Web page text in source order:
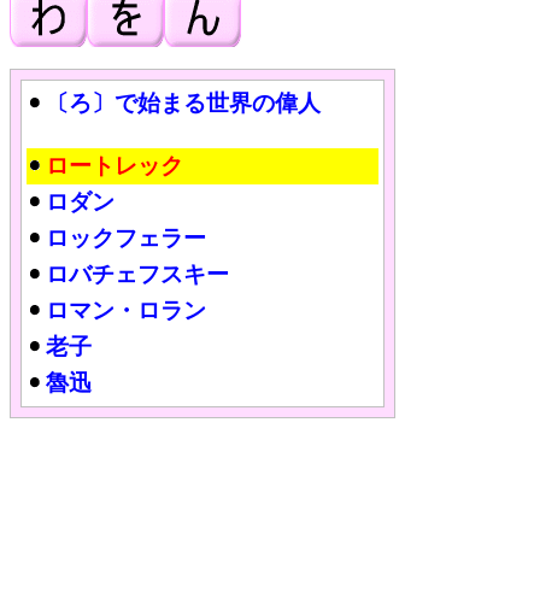
〔ろ〕で始まる世界の偉人
ロートレック
ロダン
ロックフェラー
ロバチェフスキー
ロマン・ロラン
老子
魯迅